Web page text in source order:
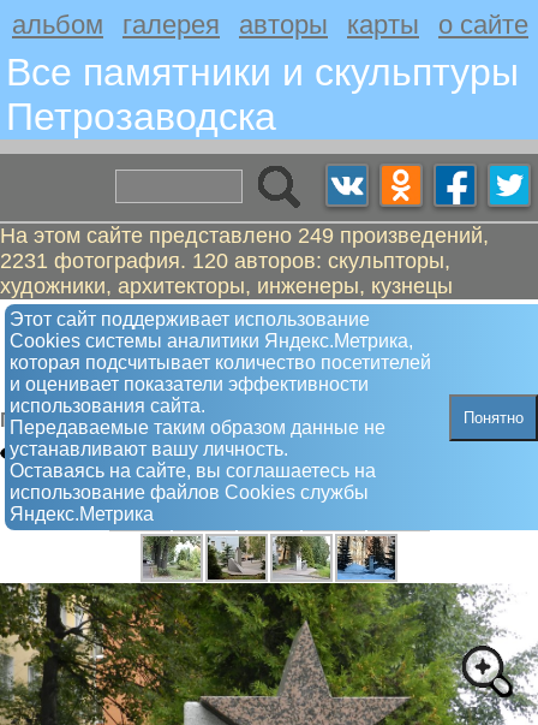
альбом галерея авторы карты о сайте
Все памятники и скульптуры
Петрозаводскa
На этом сайте представлено 249 произведений,
2231 фотография. 120 авторов: скульпторы,
художники, архитекторы, инженеры, кузнецы
Этот сайт поддерживает использование
Сookies системы аналитики Яндекс.Метрика,
которая подсчитывает количество посетителей
и оценивает показатели эффективности
использования сайта.
Передаваемые таким образом данные не
устанавливают вашу личность.
Оставаясь на сайте, вы соглашаетесь на
использование файлов Сookies службы
Яндекс.Метрика
Понятно
Памятник защитникам закона –
ветеранам Великой Отечественной
войны
Памятный знак